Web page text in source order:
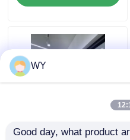
인용문을 요구하세요
알루미늄 두꺼운 창문
WY
Good day, what product